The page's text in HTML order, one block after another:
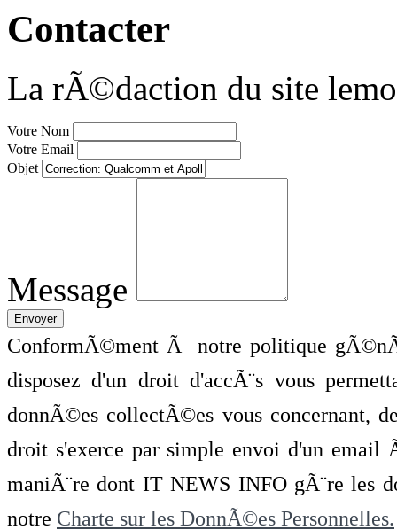
Contacter
La rÃ©daction du site
Votre Nom
Votre Email
Objet
Message
ConformÃ©ment Ã notre politique
disposez d'un droit d'accÃ¨s vous
donnÃ©es collectÃ©es vous concernant,
droit s'exerce par simple envoi d'un
maniÃ¨re dont IT NEWS INFO gÃ¨re les
notre Charte sur les DonnÃ©es Personnelles.